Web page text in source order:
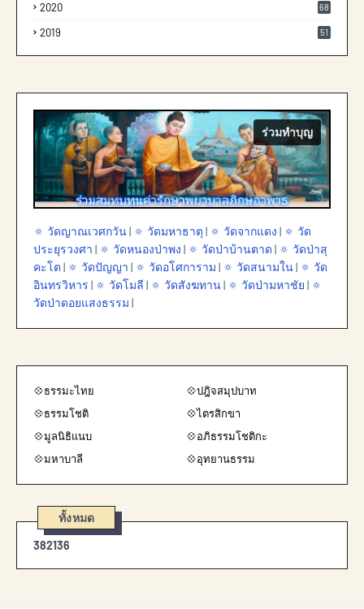
2020 68
2019 51
ร่วมทำบุญ
🔅 วัดญาณเวศกวัน| 🔅 วัดมหาธาตุ | 🔅 วัดจากแดง | 🔅 วัด
ประยุรวงศา | 🔅 วัดหนองป่าพง | 🔅 วัดป่าบ้านตาด | 🔅 วัดป่าสุ
คะโต | 🔅 วัดปัญญา | 🔅 วัดอโศการาม | 🔅 วัดสนามใน| 🔅 วัด
อินทรวิหาร | 🔅 วัดโมลี | 🔅 วัดสังฆทาน| 🔅 วัดป่ามหาชัย | 🔅
วัดป่าดอยแสงธรรม |
💠ธรรมะไทย
💠ปฎิจสมุปบาท
💠ธรรมโชติ
💠ไตรสิกขา
💠มูลนิธิแนบ
💠อภิธรรมโชติกะ
💠มหาบาลี
💠อุทยานธรรม
ทั้งหมด
382136